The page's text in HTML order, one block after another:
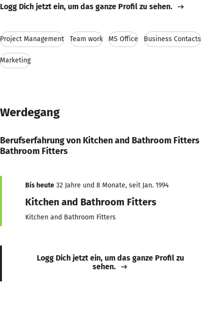
Logg Dich jetzt ein, um das ganze Profil zu sehen.
Project Management Team work MS Office Business Contacts
Marketing
Werdegang
Berufserfahrung von Kitchen and Bathroom Fitters
Bathroom Fitters
Bis heute 32 Jahre und 8 Monate, seit Jan. 1994
Kitchen and Bathroom Fitters
Kitchen and Bathroom Fitters
Logg Dich jetzt ein, um das ganze Profil zu
sehen.